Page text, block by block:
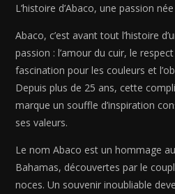
L’histoire d’Abaco, une passion
Abaco, c’est avant tout l’histoire
passion : l’amour du cuir, le
fascination pour les couleurs et
Depuis plus de 25 ans, cette
marque un souffle d’inspiration
ses valeurs.
Le nom Abaco est un hommage
Bahamas, découvertes par le
noces. Un souvenir inoubliable